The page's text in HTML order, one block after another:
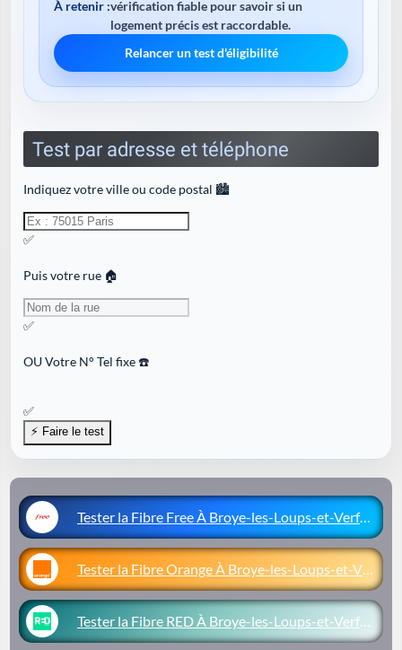
À retenir :vérification fiable pour savoir si un
logement précis est raccordable.
Relancer un test d'éligibilité
Test par adresse et téléphone
Indiquez votre ville ou code postal 🏙️
✅
Puis votre rue 🏠
✅
OUVotre N° Tel fixe ☎️
✅
Tester la Fibre Free À Broye-les-Loups-et-
Tester la Fibre Orange À Broye-les-Loups-et-
Tester la Fibre RED À Broye-les-Loups-et-